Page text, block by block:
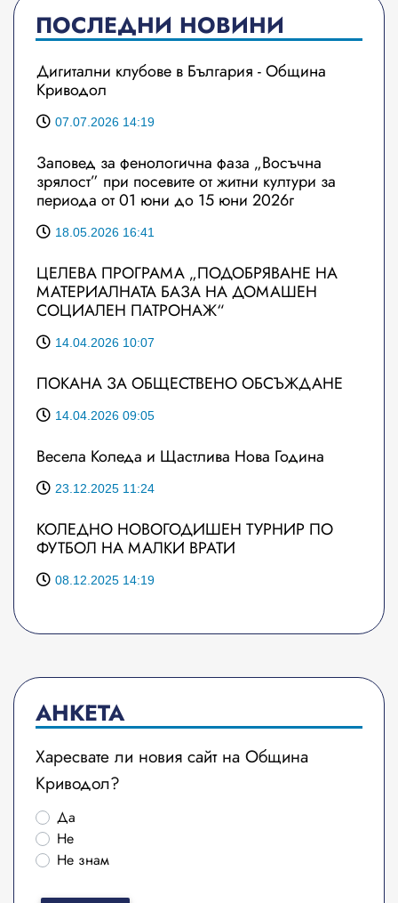
ПОСЛЕДНИ НОВИНИ
Дигитални клубове в България - Община
Криводол
07.07.2026 14:19
Заповед за фенологична фаза „Восъчна
зрялост” при посевите от житни култури за
периода от 01 юни до 15 юни 2026г
18.05.2026 16:41
ЦЕЛЕВА ПРОГРАМА „ПОДОБРЯВАНЕ НА
МАТЕРИАЛНАТА БАЗА НА ДОМАШЕН
СОЦИАЛЕН ПАТРОНАЖ“
14.04.2026 10:07
ПОКАНА ЗА ОБЩЕСТВЕНО ОБСЪЖДАНЕ
14.04.2026 09:05
Весела Коледа и Щастлива Нова Година
23.12.2025 11:24
КОЛЕДНО НОВОГОДИШЕН ТУРНИР ПО
ФУТБОЛ НА МАЛКИ ВРАТИ
08.12.2025 14:19
АНКЕТА
Харесвате ли новия сайт на Община
Криводол?
Да
Не
Не знам